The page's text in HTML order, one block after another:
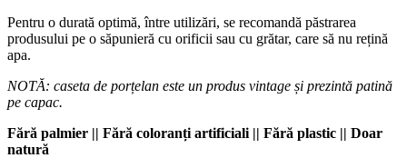
Pentru o durată optimă, între utilizări, se recomandă păstrarea
produsului pe o săpunieră cu orificii sau cu grătar, care să nu rețină
apa.
NOTĂ: caseta de porțelan este un produs vintage și prezintă patină
pe capac.
Fără palmier || Fără coloranți artificiali || Fără plastic || Doar
natură